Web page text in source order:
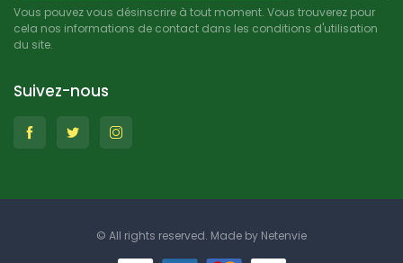
Vous pouvez vous désinscrire à tout moment. Vous trouverez pour
cela nos informations de contact dans les conditions d'utilisation
du site.
Suivez-nous
© All rights reserved. Made by Netenvie